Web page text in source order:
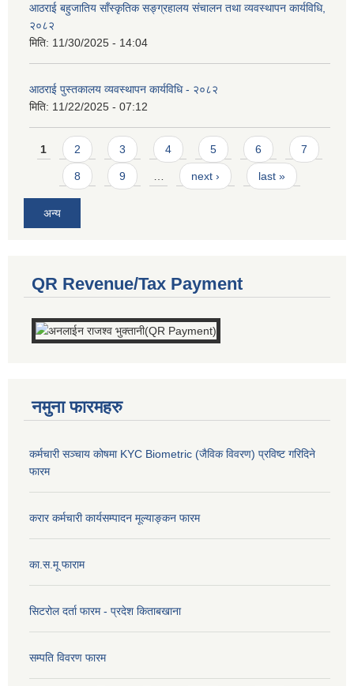
आठराई बहुजातिय साँस्कृतिक सङ्ग्रहालय संचालन तथा व्यवस्थापन कार्यविधि,
२०८२
मिति: 11/30/2025 - 14:04
आठराई पुस्तकालय व्यवस्थापन कार्यविधि - २०८२
मिति: 11/22/2025 - 07:12
Pages
1 2 3 4 5 6 7
8 9 … next › last »
अन्य
QR Revenue/Tax Payment
नमुना फारमहरु
कर्मचारी सञ्चाय कोषमा KYC Biometric (जैविक विवरण) प्रविष्ट गरिदिने
फारम
करार कर्मचारी कार्यसम्पादन मूल्याङ्कन फारम
का.स.मू फाराम
सिटरोल दर्ता फारम - प्रदेश किताबखाना
सम्पति विवरण फारम